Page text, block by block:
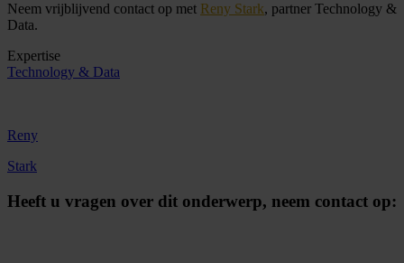
Neem vrijblijvend contact op met Reny Stark, partner Technology &
Data.
Expertise
Technology & Data
Reny
Stark
Heeft u vragen over dit onderwerp, neem contact op: